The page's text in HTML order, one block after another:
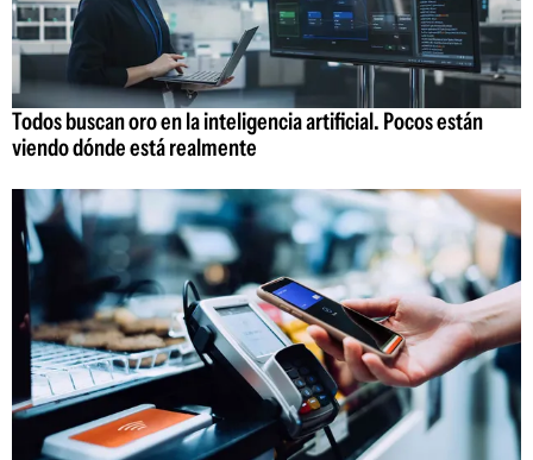
Todos buscan oro en la inteligencia artificial. Pocos están
viendo dónde está realmente